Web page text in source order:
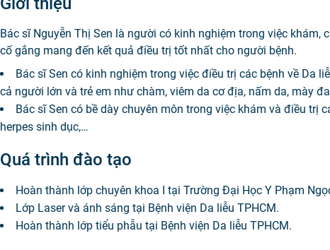
Bác sĩ Nguyễn Thị Sen là người có kinh nghiệm trong việc
cố gắng mang đến kết quả điều trị tốt nhất cho người bệnh.
Bác sĩ Sen có kinh nghiệm trong việc điều trị các bệnh về Da
cả người lớn và trẻ em như chàm, viêm da cơ địa, nấm da, mày
Bác sĩ Sen có bề dày chuyên môn trong việc khám và điều trị
herpes sinh dục,…
Quá trình đào tạo
Hoàn thành lớp chuyên khoa I tại Trường Đại Học Y Phạm
Lớp Laser và ánh sáng tại Bệnh viện Da liễu TPHCM.
Hoàn thành lớp tiểu phẫu tại Bệnh viện Da liễu TPHCM.